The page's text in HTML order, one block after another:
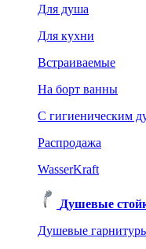
Для душа
Для кухни
Встраиваемые
На борт ванны
C гигиеническим
Распродажа
WasserKraft
Душевые
Душевые